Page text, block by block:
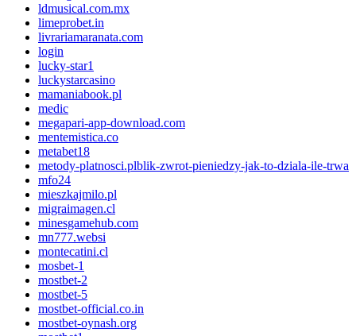
ldmusical.com.mx
limeprobet.in
livrariamaranata.com
login
lucky-star1
luckystarcasino
mamaniabook.pl
medic
megapari-app-download.com
mentemistica.co
metabet18
metody-platnosci.plblik-zwrot-pieniedzy-jak-to-dziala-ile-trwa
mfo24
mieszkajmilo.pl
migraimagen.cl
minesgamehub.com
mn777.websi
montecatini.cl
mosbet-1
mostbet-2
mostbet-5
mostbet-official.co.in
mostbet-oynash.org